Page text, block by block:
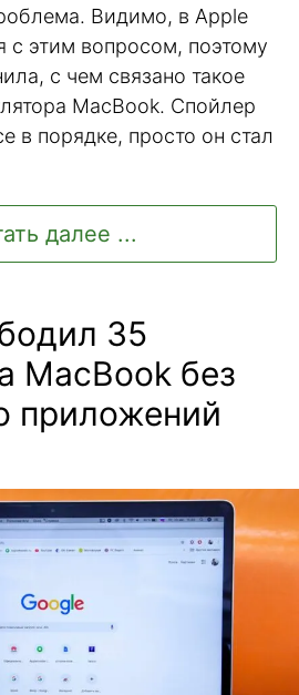
Видимо, в Apple
с этим вопросом, поэтому
с чем связано такое
MacBook. Спойлер
в порядке, просто он стал
далее ...
35
MacBook без
приложений